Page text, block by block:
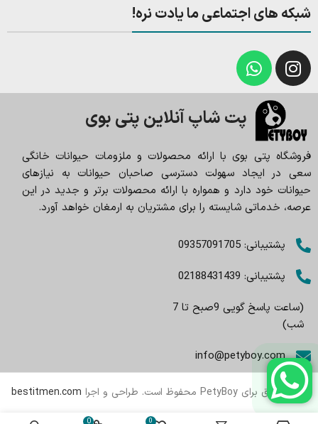
شبکه های اجتماعی ما یادت نره!
پت شاپ آنلاین پتی بوی
فروشگاه پتی بوی با ارائه محصولات و ملزومات حیوانات خانگی
سعی در ایجاد سهولت دسترسی صاحبان حیوانات به نیازهای
حیوانات خود دارد و همواره با ارائه محصولات برتر و جدید در این
عرصه، خدماتی شایسته را برای مشتریان به ارمغان خواهد آورد.
پشتیبانی: 09357091705
پشتیبانی: 02188431439
(ساعت پاسخ گویی 9صبح تا 7
شب)
info@petyboy.com
تمام حقوق برای PetyBoy محفوظ است. طراحی و اجرا bestitmen.com
0
0